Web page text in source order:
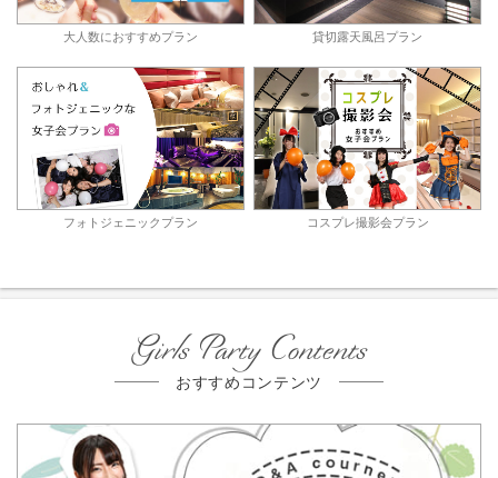
大人数におすすめプラン 貸切露天風呂プラン
フォトジェニックプラン コスプレ撮影会プラン
Girls Party Contents
おすすめコンテンツ